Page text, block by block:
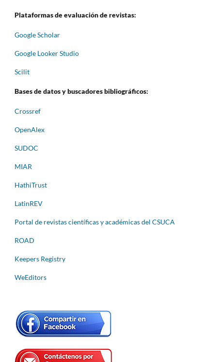
Plataformas de evaluación de revistas:
Google Scholar
Google Looker Studio
Scilit
Bases de datos y buscadores bibliográficos:
Crossref
OpenAlex
SUDOC
MIAR
HathiTrust
LatinREV
Portal de revistas científicas y académicas del CSUCA
ROAD
Keepers Registry
WeEditors